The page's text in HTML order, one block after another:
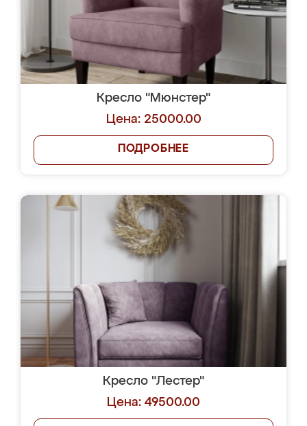
Кресло "Мюнстер"
Цена: 25000.00
ПОДРОБНЕЕ
Кресло "Лестер"
Цена: 49500.00